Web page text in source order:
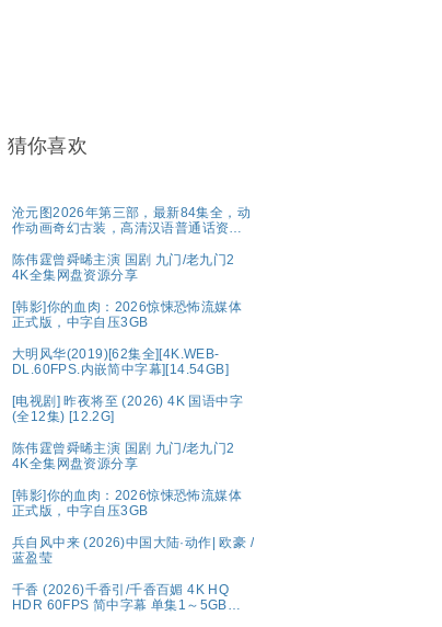
猜你喜欢
沧元图2026年第三部，最新84集全，动
作动画奇幻古装，高清汉语普通话资源
陈伟霆曾舜晞主演 国剧 九门/老九门2
4K全集网盘资源分享
[韩影]你的血肉：2026惊悚恐怖流媒体
正式版，中字自压3GB
大明风华(2019)[62集全][4K.WEB-
DL.60FPS.内嵌简中字幕][14.54GB]
[电视剧] 昨夜将至 (2026) 4K 国语中字
(全12集) [12.2G]
陈伟霆曾舜晞主演 国剧 九门/老九门2
4K全集网盘资源分享
[韩影]你的血肉：2026惊悚恐怖流媒体
正式版，中字自压3GB
兵自风中来 (2026)中国大陆·动作| 欧豪 /
蓝盈莹
千香 (2026)千香引/千香百媚 4K HQ
HDR 60FPS 简中字幕 单集1～5GB】